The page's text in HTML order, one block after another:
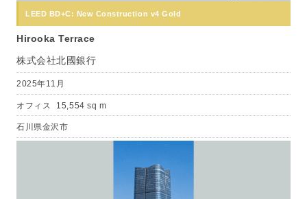
LEED BD+C: New Construction v4 Gold
Hirooka Terrace
株式会社北國銀行
2025年11月
オフィス 15,554 sq m
石川県金沢市